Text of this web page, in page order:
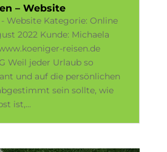
– Website
Website Kategorie: Online
2022 Kunde: Michaela
reisen.de
Weil jeder Urlaub so
und auf die persönlichen
sein sollte, wie
ist,...